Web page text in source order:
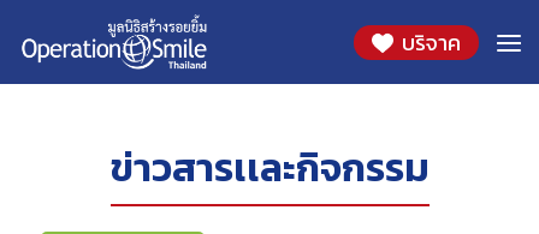
content
บริจาค
2567
ข่าวสารเเละกิจกรรม